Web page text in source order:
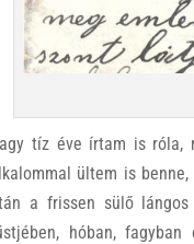
tíz éve írtam is róla,
ültem is
a frissen sülő
hóban, fagyban